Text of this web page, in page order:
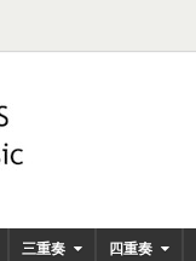
三重奏 四重奏